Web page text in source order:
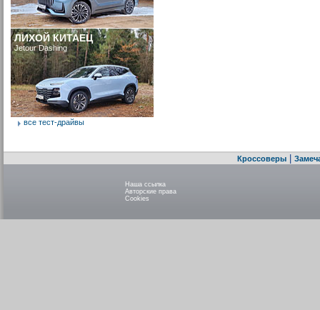
ЛИХОЙ КИТАЕЦ
Jetour Dashing
все тест-драйвы
Кроссоверы
Наша ссылка
Авторские права
Cookies